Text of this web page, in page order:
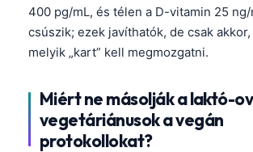
400 pg/mL, és télen a D-vitamin 25 ng/
csúszik; ezek javíthatók, de csak
melyik „kart” kell megmozgatni.
Miért ne másolják a laktó-
vegetáriánusok a vegán
protokollokat?